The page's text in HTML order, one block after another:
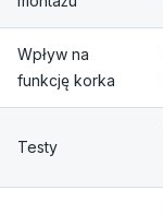
Wpływ na
funkcję korka
Testy